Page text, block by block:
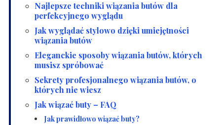
Najlepsze techniki wiązania butów dla
perfekcyjnego wyglądu
Jak wyglądać stylowo dzięki umiejętności
wiązania butów
Eleganckie sposoby wiązania butów, których
musisz spróbować
Sekrety profesjonalnego wiązania butów, o
których nie wiesz
Jak wiązać buty – FAQ
Jak prawidłowo wiązać buty?